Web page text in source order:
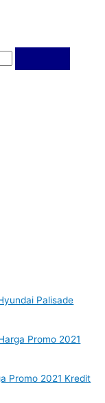
Palisade
Promo 2021
Promo 2021 Kredit